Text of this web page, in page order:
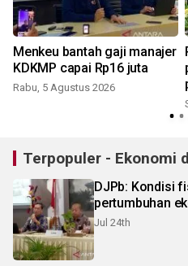
Menkeu bantah gaji manajer
KDKMP capai Rp16 juta
Rabu, 5 Agustus 2026
Terpopuler - Ekonomi
DJPb: Kondisi
pertumbuhan
Jul 24th